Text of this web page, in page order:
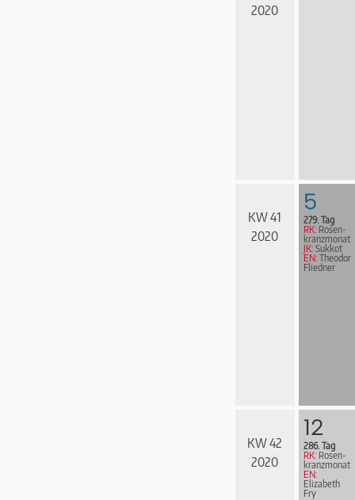
2020
KW 41
2020
5
279. Tag
RK: Rosen­
kranz­mo­nat
JK: Sukkot
EN: Theodor
Fliedner
KW 42
2020
12
286. Tag
RK: Rosen­
kranz­mo­nat
EN:
Elizabeth
Fry